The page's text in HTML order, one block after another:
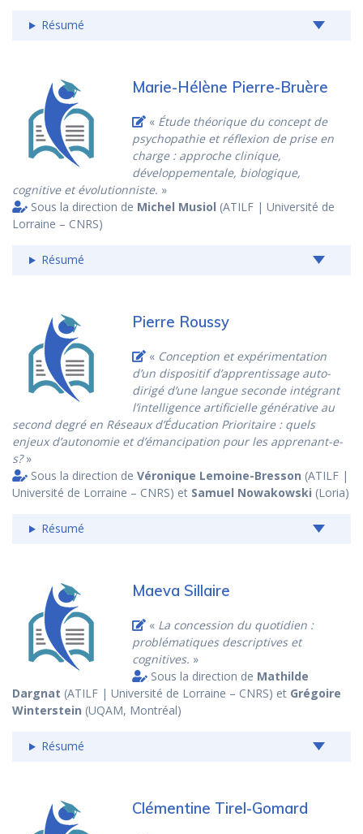
Résumé
Marie-Hélène Pierre-Bruère
« Étude théorique du concept de
psychopathie et réflexion de prise en
charge : approche clinique,
développementale, biologique,
cognitive et évolutionniste. »
Sous la direction de Michel Musiol (ATILF | Université de
Lorraine – CNRS)
Résumé
Pierre Roussy
« Conception et expérimentation
d’un dispositif d’apprentissage auto-
dirigé d’une langue seconde intégrant
l’intelligence artificielle générative au
second degré en Réseaux d’Éducation Prioritaire : quels
enjeux d’autonomie et d’émancipation pour les apprenant-e-
s?»
Sous la direction de Véronique Lemoine-Bresson (ATILF |
Université de Lorraine – CNRS) et Samuel Nowakowski (Loria)
Résumé
Maeva Sillaire
« La concession du quotidien :
problématiques descriptives et
cognitives. »
Sous la direction de Mathilde
Dargnat (ATILF | Université de Lorraine – CNRS) et Grégoire
Winterstein (UQAM, Montréal)
Résumé
Clémentine Tirel-Gomard